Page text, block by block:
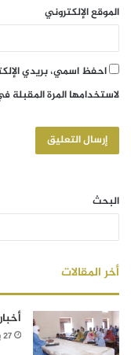
الموقع الإلكتروني
احفظ اسمي، بريدي
لاستخدامها المرة
البحث
أخر المقالات
27 يونيو، 2020